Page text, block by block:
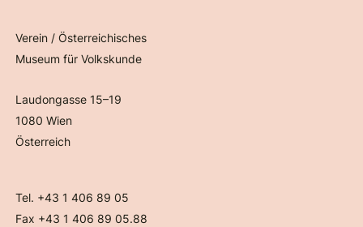
Verein / Österreichisches
Museum für Volkskunde
Laudongasse 15–19
1080 Wien
Österreich
Tel. +43 1 406 89 05
Fax +43 1 406 89 05.88